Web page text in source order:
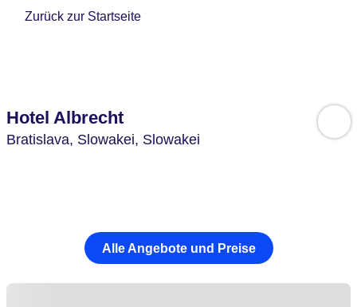
Zurück zur Startseite
Hotel Albrecht
Bratislava, Slowakei, Slowakei
Alle Angebote und Preise